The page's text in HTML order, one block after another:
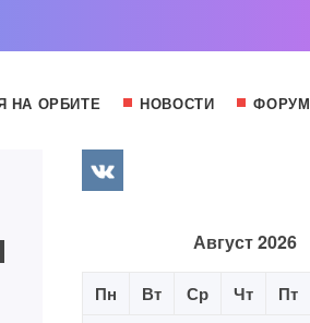
НА ОРБИТЕ НОВОСТИ ФОРУМ
Август 2026
Пн Вт Ср Чт Пт